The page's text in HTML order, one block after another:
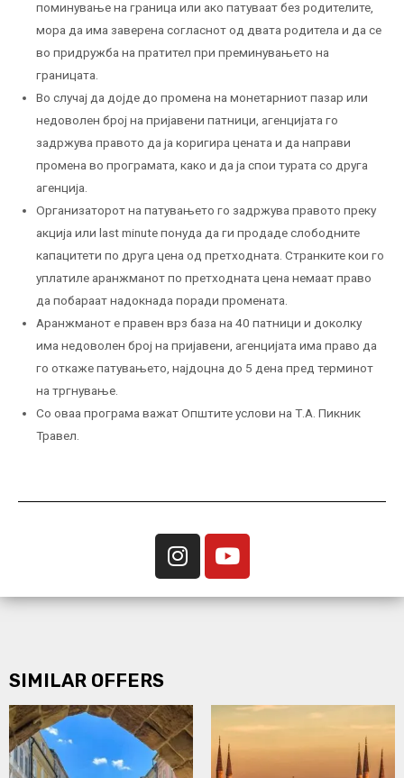
поминување на граница или ако патуваат без родителите,
мора да има заверена согласнот од двата родитела и да се
во придружба на пратител при преминувањето на
границата.
Во случај да дојде до промена на монетарниот пазар или
недоволен број на пријавени патници, агенцијата го
задржува правото да ја коригира цената и да направи
промена во програмата, како и да ја спои турата со друга
агенција.
Организаторот на патувањето го задржува правото преку
акција или last minute понуда да ги продаде слободните
капацитети по друга цена од претходната. Странките кои го
уплатиле аранжманот по претходната цена немаат право
да побараат надокнада поради промената.
Аранжманот е правен врз база на 40 патници и доколку
има недоволен број на пријавени, агенцијата има право да
го откаже патувањето, најдоцна до 5 дена пред терминот
на тргнување.
Со оваа програма важат Општите услови на Т.А. Пикник
Травел.
SIMILAR OFFERS